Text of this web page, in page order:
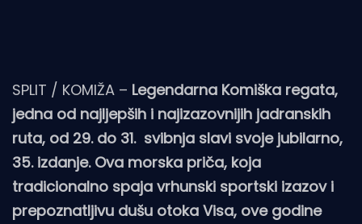
SPLIT / KOMIŽA – Legendarna Komiška regata,
jedna od najljepših i najizazovnijih jadranskih
ruta, od 29. do 31. svibnja slavi svoje jubilarno,
35. izdanje. Ova morska priča, koja
tradicionalno spaja vrhunski sportski izazov i
prepoznatljivu dušu otoka Visa, ove godine